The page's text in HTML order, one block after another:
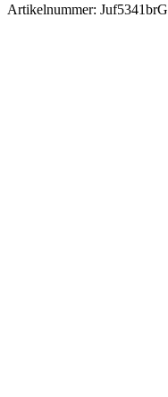
Artikelnummer: Juf5341brG